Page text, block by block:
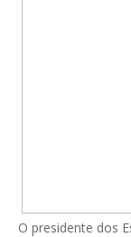
O presidente dos